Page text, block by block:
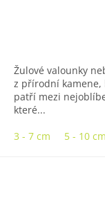
Žulové valounky
z přírodní kamene,
patří mezi
které...
3 - 7 cm
5 - 10 cm